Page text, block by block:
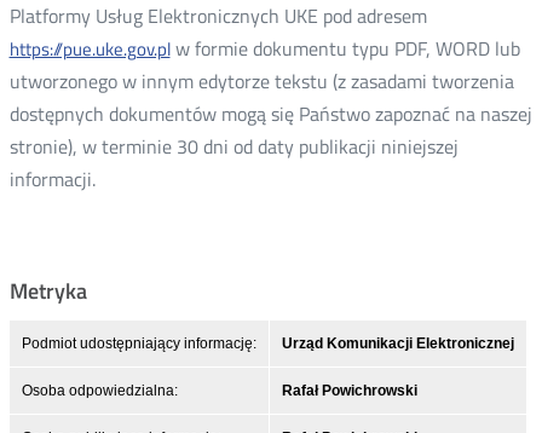
Platformy Usług Elektronicznych UKE pod adresem
https://pue.uke.gov.plw formie dokumentu typu PDF, WORD lub
utworzonego w innym edytorze tekstu (z zasadami tworzenia
dostępnych dokumentów mogą się Państwo zapoznać na naszej
stronie), w terminie 30 dni od daty publikacji niniejszej
informacji.
Metryka
Podmiot udostępniający informację: Urząd Komunikacji Elektronicznej
Osoba odpowiedzialna: Rafał Powichrowski